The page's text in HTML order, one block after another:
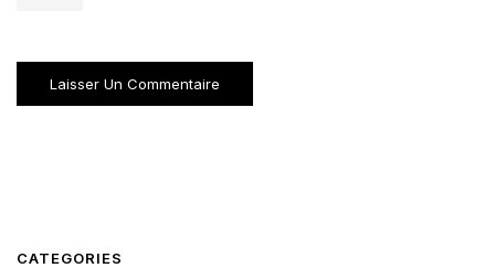
CATEGORIES